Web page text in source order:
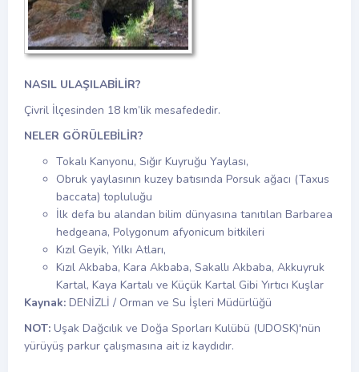
NASIL ULAŞILABİLİR?
Çivril İlçesinden 18 km’lik mesafededir.
NELER GÖRÜLEBİLİR?
Tokalı Kanyonu, Sığır Kuyruğu Yaylası,
Obruk yaylasının kuzey batısında Porsuk ağacı (Taxus
baccata) topluluğu
İlk defa bu alandan bilim dünyasına tanıtılan Barbarea
hedgeana, Polygonum afyonicum bitkileri
Kızıl Geyik, Yılkı Atları,
Kızıl Akbaba, Kara Akbaba, Sakallı Akbaba, Akkuyruk
Kartal, Kaya Kartalı ve Küçük Kartal Gibi Yırtıcı Kuşlar
Kaynak: DENİZLİ / Orman ve Su İşleri Müdürlüğü
NOT: Uşak Dağcılık ve Doğa Sporları Kulübü (UDOSK)'nün
yürüyüş parkur çalışmasına ait iz kaydıdır.